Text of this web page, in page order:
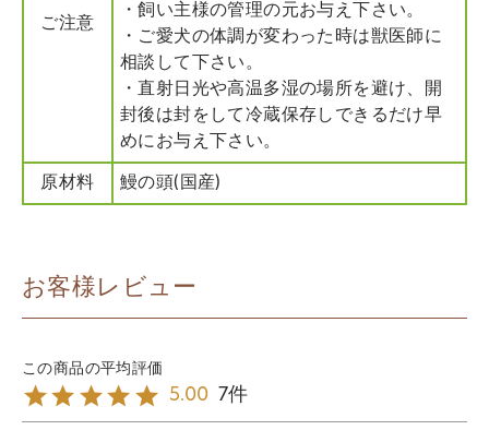
ご注意
・飼い主様の管理の元お与え下さい。
・ご愛犬の体調が変わった時は獣医師に
相談して下さい。
・直射日光や高温多湿の場所を避け、開
封後は封をして冷蔵保存しできるだけ早
めにお与え下さい。
原材料 鰻の頭(国産)
お客様レビュー
5.00 7